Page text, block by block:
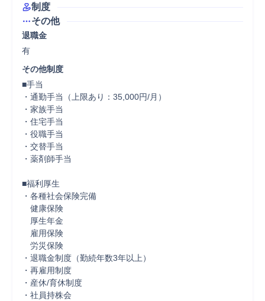
制度
その他
退職金
有
その他制度
■手当
・通勤手当（上限あり：35,000円/月）
・家族手当
・住宅手当
・役職手当
・交替手当
・薬剤師手当
■福利厚生
・各種社会保険完備
健康保険
厚生年金
雇用保険
労災保険
・退職金制度（勤続年数3年以上）
・再雇用制度
・産休/育休制度
・社員持株会